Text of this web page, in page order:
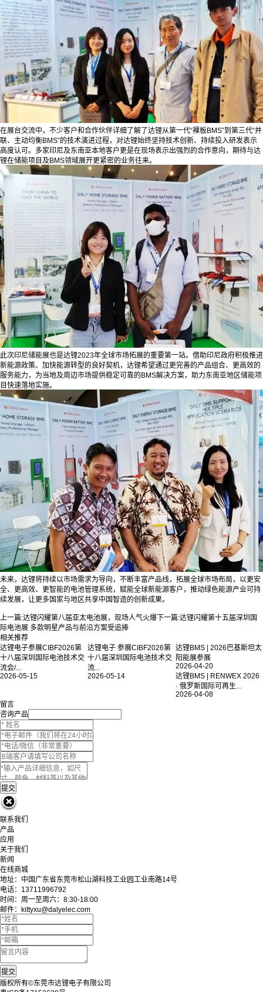
在展台交流中，不少客户和合作伙伴详细了解了达锂从第一代“裸板BMS”到第三代“并
联、主动均衡BMS”的技术演进过程，对达锂始终坚持技术创新、持续投入研发表示
高度认可。多家印尼及东南亚本地客户更是在现场表示出强烈的合作意向，期待与达
锂在储能项目及BMS领域展开更紧密的业务往来。
此次印尼储能展也是达锂2023年全球市场拓展的重要第一站。借助印尼政府积极推进
新能源政策、加快能源转型的良好契机，达锂希望通过更完善的产品组合、更高效的
服务能力，为当地及周边市场提供稳定可靠的BMS解决方案，助力东南亚地区储能项
目快速落地实施。
未来，达锂将持续以市场需求为导向，不断丰富产品线，拓展全球市场布局，以更安
全、更高效、更智能的电池管理系统，赋能全球新能源客户，推动绿色能源产业可持
续发展，让更多国家与地区共享中国智造的创新成果。
上一篇:达锂闪耀第八届亚太电池展，现场人气火爆下一篇:达锂闪耀第十五届深圳国
际电池展 多款明星产品与前沿方案受追捧
相关推荐
达锂电子参展CIBF2026第
十八届深圳国际电池技术交
流会/...
2026-05-15
达锂电子 参展CIBF2026第
十八届深圳国际电池技术交
流...
2026-05-14
达锂BMS | 2026巴基斯坦太
阳能展参展
2026-04-20
达锂BMS | RENWEX 2026
· 俄罗斯国际可再生...
2026-04-08
留言
咨询产品
联系我们
产品
应用
关于我们
新闻
在线商城
地址：中国广东省东莞市松山湖科技工业园工业南路14号
电话：13711996792
时间：周一至周六：8:30-18:00
邮件：kittyxu@dalyelec.com
版权所有©东莞市达锂电子有限公司